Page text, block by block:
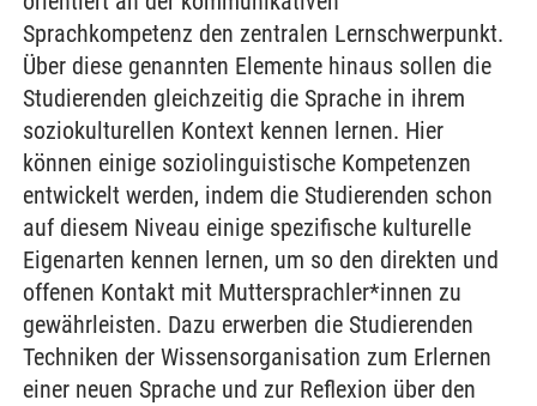
Sprachkompetenz den zentralen Lernschwerpunkt.
Über diese genannten Elemente hinaus sollen die
Studierenden gleichzeitig die Sprache in ihrem
soziokulturellen Kontext kennen lernen. Hier
können einige soziolinguistische Kompetenzen
entwickelt werden, indem die Studierenden schon
auf diesem Niveau einige spezifische kulturelle
Eigenarten kennen lernen, um so den direkten und
offenen Kontakt mit Muttersprachler*innen zu
gewährleisten. Dazu erwerben die Studierenden
Techniken der Wissensorganisation zum Erlernen
einer neuen Sprache und zur Reflexion über den